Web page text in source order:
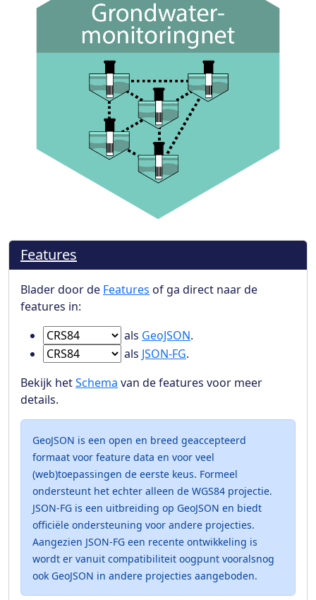
Features
Blader door de Features of ga direct naar de
features in:
Ga naar Features in
als GeoJSON.
Ga naar Features in
als JSON-FG.
Bekijk hetSchema van de features voor meer
details.
GeoJSON is een open en breed geaccepteerd
formaat voor feature data en voor veel
(web)toepassingen de eerste keus. Formeel
ondersteunt het echter alleen de WGS84 projectie.
JSON-FG is een uitbreiding op GeoJSON en biedt
officiële ondersteuning voor andere projecties.
Aangezien JSON-FG een recente ontwikkeling is
wordt er vanuit compatibiliteit oogpunt vooralsnog
ook GeoJSON in andere projecties aangeboden.